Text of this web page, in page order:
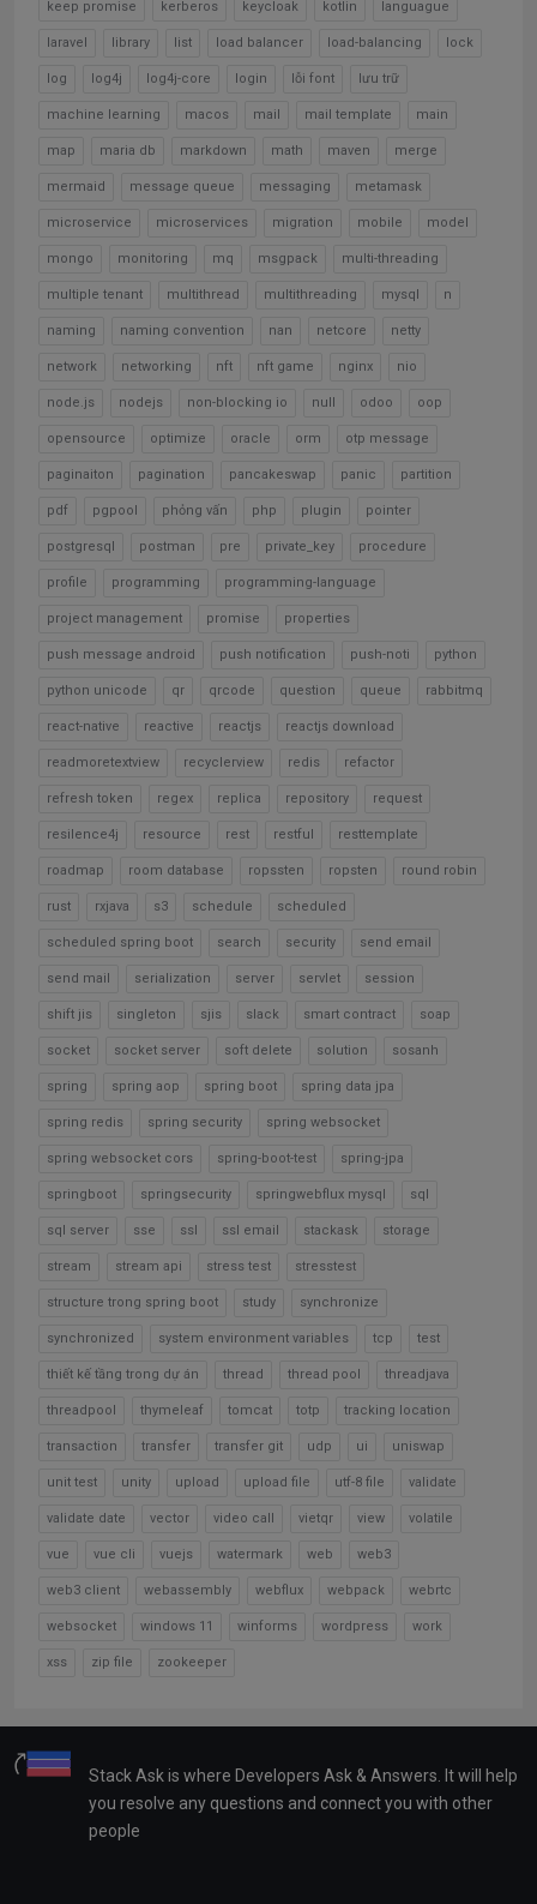
keep promise kerberos keycloak kotlin languague
laravel library list load balancer load-balancing lock
log log4j log4j-core login lỗi font lưu trữ
machine learning macos mail mail template main
map maria db markdown math maven merge
mermaid message queue messaging metamask
microservice microservices migration mobile model
mongo monitoring mq msgpack multi-threading
multiple tenant multithread multithreading mysql n
naming naming convention nan netcore netty
network networking nft nft game nginx nio
node.js nodejs non-blocking io null odoo oop
opensource optimize oracle orm otp message
paginaiton pagination pancakeswap panic partition
pdf pgpool phỏng vấn php plugin pointer
postgresql postman pre private_key procedure
profile programming programming-language
project management promise properties
push message android push notification push-noti python
python unicode qr qrcode question queue rabbitmq
react-native reactive reactjs reactjs download
readmoretextview recyclerview redis refactor
refresh token regex replica repository request
resilence4j resource rest restful resttemplate
roadmap room database ropssten ropsten round robin
rust rxjava s3 schedule scheduled
scheduled spring boot search security send email
send mail serialization server servlet session
shift jis singleton sjis slack smart contract soap
socket socket server soft delete solution sosanh
spring spring aop spring boot spring data jpa
spring redis spring security spring websocket
spring websocket cors spring-boot-test spring-jpa
springboot springsecurity springwebflux mysql sql
sql server sse ssl ssl email stackask storage
stream stream api stress test stresstest
structure trong spring boot study synchronize
synchronized system environment variables tcp test
thiết kế tầng trong dự án thread thread pool threadjava
threadpool thymeleaf tomcat totp tracking location
transaction transfer transfer git udp ui uniswap
unit test unity upload upload file utf-8 file validate
validate date vector video call vietqr view volatile
vue vue cli vuejs watermark web web3
web3 client webassembly webflux webpack webrtc
websocket windows 11 winforms wordpress work
xss zip file zookeeper
Stack Ask is where Developers Ask & Answers. It will help
you resolve any questions and connect you with other
people